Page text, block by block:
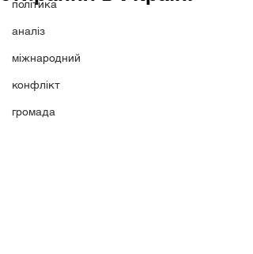
політика
аналіз
міжнародний
конфлікт
громада